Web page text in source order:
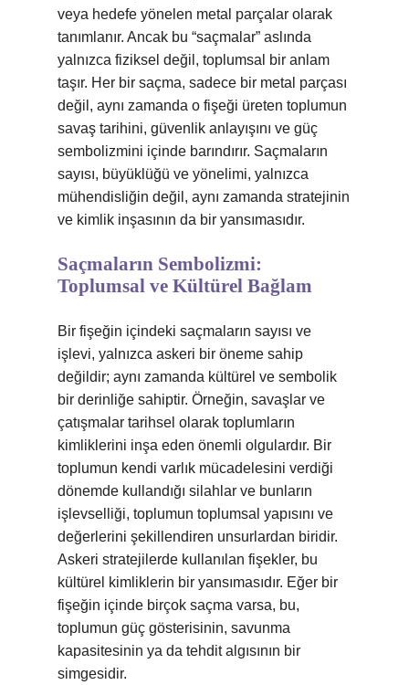
veya hedefe yönelen metal parçalar olarak
tanımlanır. Ancak bu “saçmalar” aslında
yalnızca fiziksel değil, toplumsal bir anlam
taşır. Her bir saçma, sadece bir metal parçası
değil, aynı zamanda o fişeği üreten toplumun
savaş tarihini, güvenlik anlayışını ve güç
sembolizmini içinde barındırır. Saçmaların
sayısı, büyüklüğü ve yönelimi, yalnızca
mühendisliğin değil, aynı zamanda stratejinin
ve kimlik inşasının da bir yansımasıdır.
Saçmaların Sembolizmi:
Toplumsal ve Kültürel Bağlam
Bir fişeğin içindeki saçmaların sayısı ve
işlevi, yalnızca askeri bir öneme sahip
değildir; aynı zamanda kültürel ve sembolik
bir derinliğe sahiptir. Örneğin, savaşlar ve
çatışmalar tarihsel olarak toplumların
kimliklerini inşa eden önemli olgulardır. Bir
toplumun kendi varlık mücadelesini verdiği
dönemde kullandığı silahlar ve bunların
işlevselliği, toplumun toplumsal yapısını ve
değerlerini şekillendiren unsurlardan biridir.
Askeri stratejilerde kullanılan fişekler, bu
kültürel kimliklerin bir yansımasıdır. Eğer bir
fişeğin içinde birçok saçma varsa, bu,
toplumun güç gösterisinin, savunma
kapasitesinin ya da tehdit algısının bir
simgesidir.